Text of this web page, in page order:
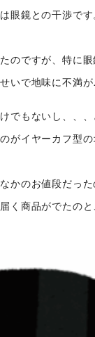
眼鏡との干渉で
のですが、特に
いで地味に不満
でもないし、、
がイヤーカフ型
かのお値段だっ
く商品がでたの
シナプスの経営理念